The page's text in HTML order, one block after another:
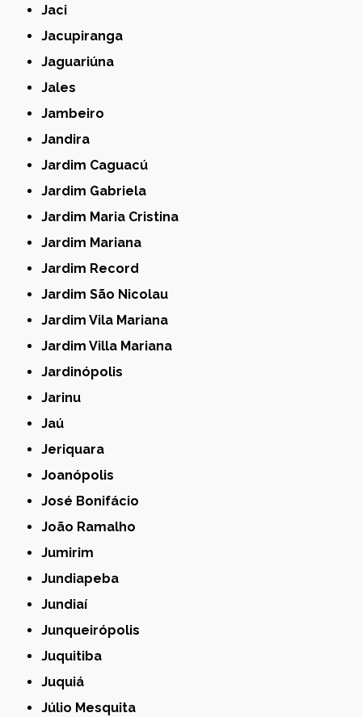
Jaci
Jacupiranga
Jaguariúna
Jales
Jambeiro
Jandira
Jardim Caguacú
Jardim Gabriela
Jardim Maria Cristina
Jardim Mariana
Jardim Record
Jardim São Nicolau
Jardim Vila Mariana
Jardim Villa Mariana
Jardinópolis
Jarinu
Jaú
Jeriquara
Joanópolis
José Bonifácio
João Ramalho
Jumirim
Jundiapeba
Jundiaí
Junqueirópolis
Juquitiba
Juquiá
Júlio Mesquita